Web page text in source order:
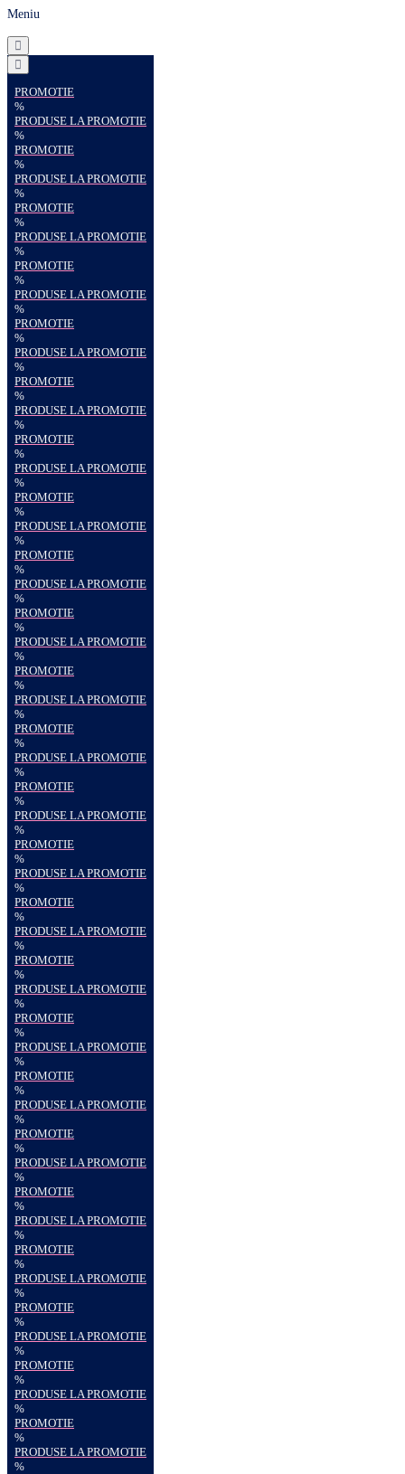
Meniu
PROMOTIE
%
PRODUSE LA PROMOTIE
%
PROMOTIE
%
PRODUSE LA PROMOTIE
%
PROMOTIE
%
PRODUSE LA PROMOTIE
%
PROMOTIE
%
PRODUSE LA PROMOTIE
%
PROMOTIE
%
PRODUSE LA PROMOTIE
%
PROMOTIE
%
PRODUSE LA PROMOTIE
%
PROMOTIE
%
PRODUSE LA PROMOTIE
%
PROMOTIE
%
PRODUSE LA PROMOTIE
%
PROMOTIE
%
PRODUSE LA PROMOTIE
%
PROMOTIE
%
PRODUSE LA PROMOTIE
%
PROMOTIE
%
PRODUSE LA PROMOTIE
%
PROMOTIE
%
PRODUSE LA PROMOTIE
%
PROMOTIE
%
PRODUSE LA PROMOTIE
%
PROMOTIE
%
PRODUSE LA PROMOTIE
%
PROMOTIE
%
PRODUSE LA PROMOTIE
%
PROMOTIE
%
PRODUSE LA PROMOTIE
%
PROMOTIE
%
PRODUSE LA PROMOTIE
%
PROMOTIE
%
PRODUSE LA PROMOTIE
%
PROMOTIE
%
PRODUSE LA PROMOTIE
%
PROMOTIE
%
PRODUSE LA PROMOTIE
%
PROMOTIE
%
PRODUSE LA PROMOTIE
%
PROMOTIE
%
PRODUSE LA PROMOTIE
%
PROMOTIE
%
PRODUSE LA PROMOTIE
%
PROMOTIE
%
PRODUSE LA PROMOTIE
%